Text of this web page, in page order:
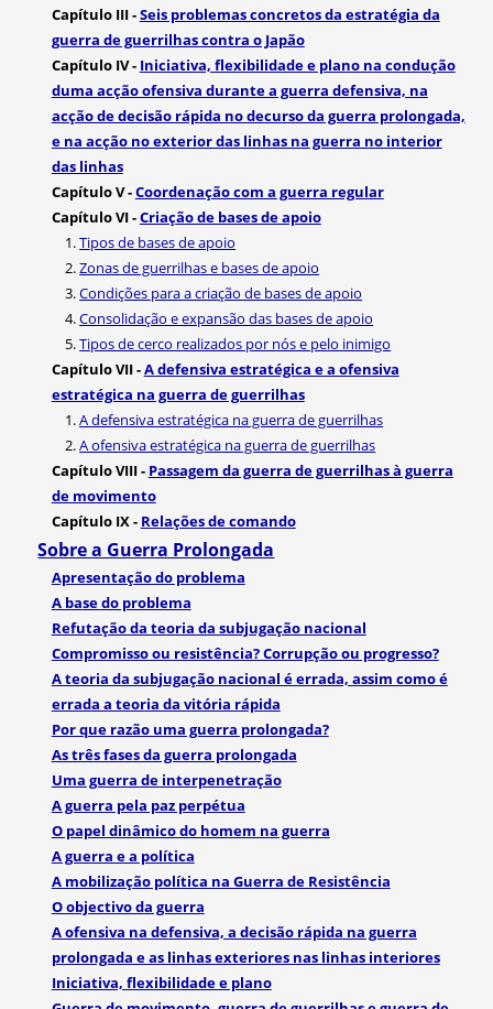
Capítulo III -Seis problemas concretos da estratégia da
guerra de guerrilhas contra o Japão
Capítulo IV - Iniciativa, flexibilidade e plano na condução
duma acção ofensiva durante a guerra defensiva, na
acção de decisão rápida no decurso da guerra prolongada,
e na acção no exterior das linhas na guerra no interior
das linhas
Capítulo V -Coordenação com a guerra regular
Capítulo VI -Criação de bases de apoio
1.Tipos de bases de apoio
2.Zonas de guerrilhas e bases de apoio
3.Condições para a criação de bases de apoio
4.Consolidação e expansão das bases de apoio
5.Tipos de cerco realizados por nós e pelo inimigo
Capítulo VII -A defensiva estratégica e a ofensiva
estratégica na guerra de guerrilhas
1.A defensiva estratégica na guerra de guerrilhas
2.A ofensiva estratégica na guerra de guerrilhas
Capítulo VIII - Passagem da guerra de guerrilhas à guerra
de movimento
Capítulo IX - Relações de comando
Sobre a Guerra Prolongada
Apresentação do problema
A base do problema
Refutação da teoria da subjugação nacional
Compromisso ou resistência? Corrupção ou progresso?
A teoria da subjugação nacional é errada, assim como é
errada a teoria da vitória rápida
Por que razão uma guerra prolongada?
As três fases da guerra prolongada
Uma guerra de interpenetração
A guerra pela paz perpétua
O papel dinâmico do homem na guerra
A guerra e a política
A mobilização política na Guerra de Resistência
O objectivo da guerra
A ofensiva na defensiva, a decisão rápida na guerra
prolongada e as linhas exteriores nas linhas interiores
Iniciativa, flexibilidade e plano